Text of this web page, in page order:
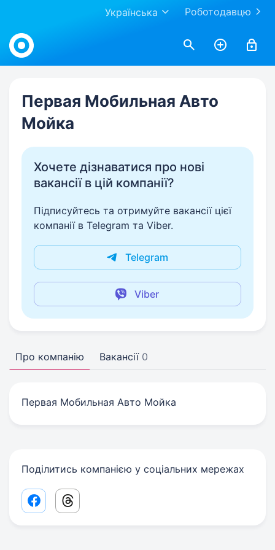
Роботодавцю
Українська
Work.ua
Первая Мобильная Авто
Мойка
Хочете дізнаватися про нові
вакансії в цій компанії?
Підписуйтесь та отримуйте вакансії цієї
компанії в Telegram та Viber.
Telegram
Viber
Про компанію Вакансії 0
Первая Мобильная Авто Мойка
Поділитись компанією у соціальних мережах
Facebook share link
Threads share link